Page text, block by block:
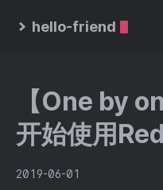
hello-friend
【One by
开始使用
2019-06-01